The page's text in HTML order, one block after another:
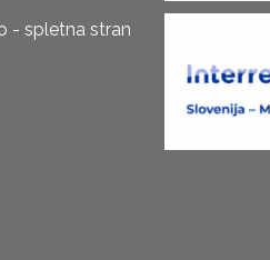
- spletna stran